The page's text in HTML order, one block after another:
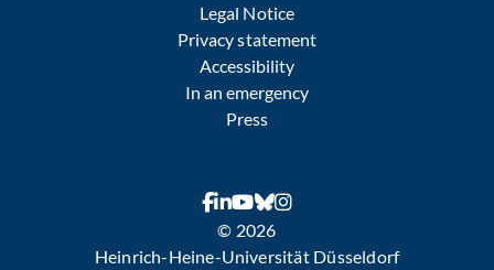
Legal Notice
Privacy statement
Accessibility
In an emergency
Press
© 2026
Heinrich-Heine-Universität Düsseldorf